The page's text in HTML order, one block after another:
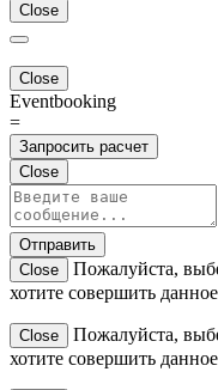
Close
Close
Eventbooking
=
Запросить расчет
Close
Отправить
Close
Пожалуйста,
хотите совершить
Close
Пожалуйста,
хотите совершить